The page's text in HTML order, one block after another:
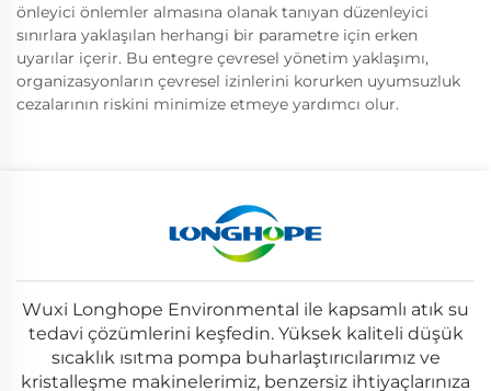
önleyici önlemler almasına olanak tanıyan düzenleyici
sınırlara yaklaşılan herhangi bir parametre için erken
uyarılar içerir. Bu entegre çevresel yönetim yaklaşımı,
organizasyonların çevresel izinlerini korurken uyumsuzluk
cezalarının riskini minimize etmeye yardımcı olur.
Wuxi Longhope Environmental ile kapsamlı atık su
tedavi çözümlerini keşfedin. Yüksek kaliteli düşük
sıcaklık ısıtma pompa buharlaştırıcılarımız ve
kristalleşme makinelerimiz, benzersiz ihtiyaçlarınıza